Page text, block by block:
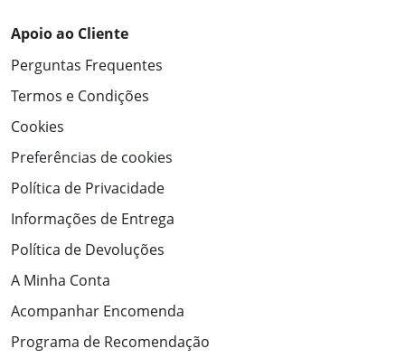
Apoio ao Cliente
Perguntas Frequentes
Termos e Condições
Cookies
Preferências de cookies
Política de Privacidade
Informações de Entrega
Política de Devoluções
A Minha Conta
Acompanhar Encomenda
Programa de Recomendação